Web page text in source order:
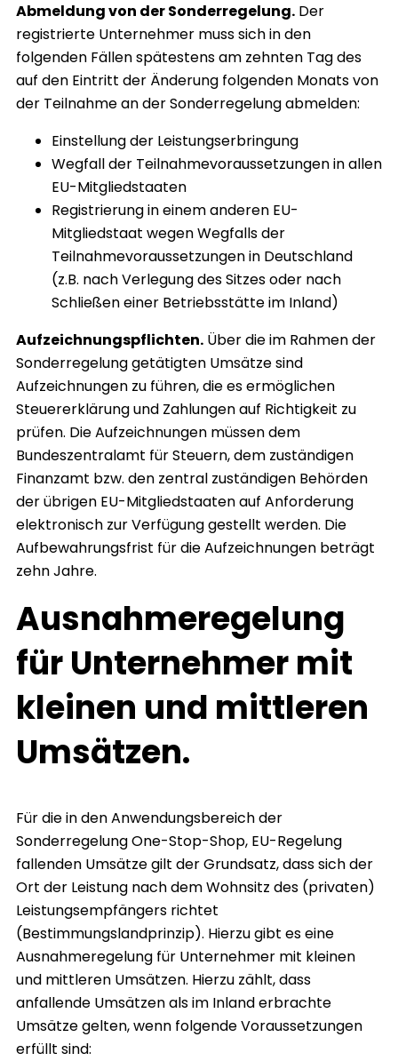
Abmeldung von der Sonderregelung. Der
registrierte Unternehmer muss sich in den
folgenden Fällen spätestens am zehnten Tag des
auf den Eintritt der Änderung folgenden Monats von
der Teilnahme an der Sonderregelung abmelden:
Einstellung der Leistungserbringung
Wegfall der Teilnahmevoraussetzungen in allen
EU-Mitgliedstaaten
Registrierung in einem anderen EU-
Mitgliedstaat wegen Wegfalls der
Teilnahmevoraussetzungen in Deutschland
(z.B. nach Verlegung des Sitzes oder nach
Schließen einer Betriebsstätte im Inland)
Aufzeichnungspflichten. Über die im Rahmen der
Sonderregelung getätigten Umsätze sind
Aufzeichnungen zu führen, die es ermöglichen
Steuererklärung und Zahlungen auf Richtigkeit zu
prüfen. Die Aufzeichnungen müssen dem
Bundeszentralamt für Steuern, dem zuständigen
Finanzamt bzw. den zentral zuständigen Behörden
der übrigen EU-Mitgliedstaaten auf Anforderung
elektronisch zur Verfügung gestellt werden. Die
Aufbewahrungsfrist für die Aufzeichnungen beträgt
zehn Jahre.
Ausnahmeregelung
für Unternehmer mit
kleinen und mittleren
Umsätzen.
Für die in den Anwendungsbereich der
Sonderregelung One-Stop-Shop, EU-Regelung
fallenden Umsätze gilt der Grundsatz, dass sich der
Ort der Leistung nach dem Wohnsitz des (privaten)
Leistungsempfängers richtet
(Bestimmungslandprinzip). Hierzu gibt es eine
Ausnahmeregelung für Unternehmer mit kleinen
und mittleren Umsätzen. Hierzu zählt, dass
anfallende Umsätzen als im Inland erbrachte
Umsätze gelten, wenn folgende Voraussetzungen
erfüllt sind: